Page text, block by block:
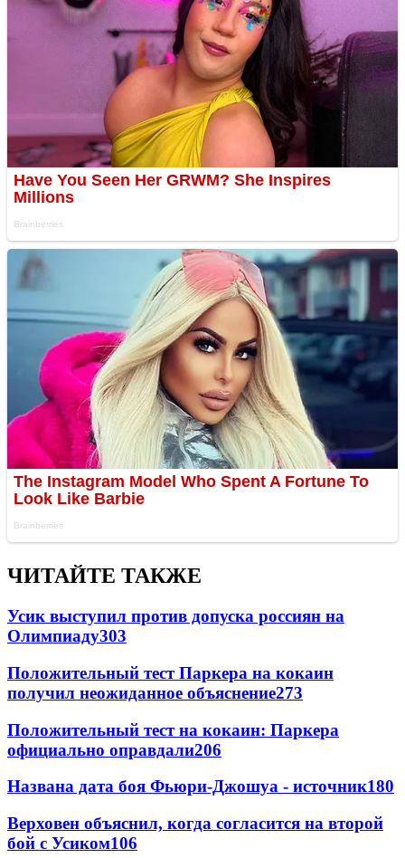
ЧИТАЙТЕ ТАКЖЕ
Усик выступил против допуска россиян на
Олимпиаду303
Положительный тест Паркера на кокаин
получил неожиданное объяснение273
Положительный тест на кокаин: Паркера
официально оправдали206
Названа дата боя Фьюри-Джошуа - источник180
Верховен объяснил, когда согласится на второй
бой с Усиком106